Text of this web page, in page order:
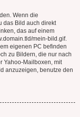
Wenn die
das Bild auch direkt
das auf einem
mein-bild.gif.
eigenen PC befinden
zu Bildern, die nur nach
Yahoo-Mailboxen, mit
anzuzeigen, benutze den